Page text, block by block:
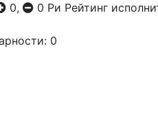
0, 0 Ри Рейтинг
0